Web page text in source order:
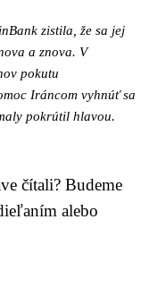
zistila, že sa jej
a znova. V
pokutu
Iráncom vyhnúť sa
pokrútil hlavou.
čítali? Budeme
alebo